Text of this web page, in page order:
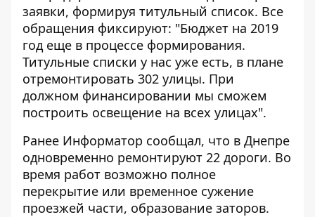
заявки, формируя титульный список. Все
обращения фиксируют: "Бюджет на 2019
год еще в процессе формирования.
Титульные списки у нас уже есть, в плане
отремонтировать 302 улицы. При
должном финансировании мы сможем
построить освещение на всех улицах".
Ранее Информатор сообщал, что в Днепре
одновременно ремонтируют 22 дороги. Во
время работ возможно полное
перекрытие или временное сужение
проезжей части, образование заторов.